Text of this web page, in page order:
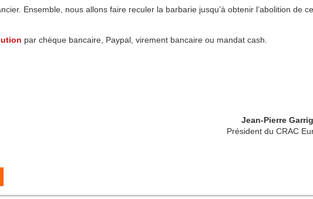
Ensemble, nous allons faire reculer la barbarie jusqu’à obtenir l’abolition de
par chèque bancaire, Paypal, virement bancaire ou mandat cash.
Jean-Pierre
Président du CRAC